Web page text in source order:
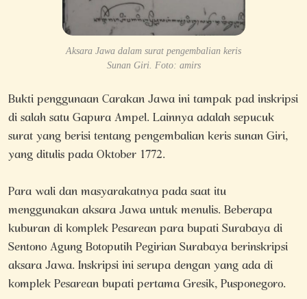
Aksara Jawa dalam surat pengembalian keris
Sunan Giri. Foto: amirs
Bukti penggunaan Carakan Jawa ini tampak pad inskripsi
di salah satu Gapura Ampel. Lainnya adalah sepucuk
surat yang berisi tentang pengembalian keris sunan Giri,
yang ditulis pada Oktober 1772.
Para wali dan masyarakatnya pada saat itu
menggunakan aksara Jawa untuk menulis. Beberapa
kuburan di komplek Pesarean para bupati Surabaya di
Sentono Agung Botoputih Pegirian Surabaya berinskripsi
aksara Jawa. Inskripsi ini serupa dengan yang ada di
komplek Pesarean bupati pertama Gresik, Pusponegoro.